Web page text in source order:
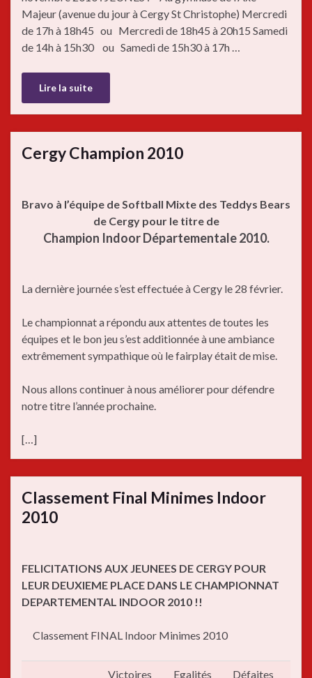
Majeur (avenue du jour à Cergy St Christophe) Mercredi
de 17h à 18h45 ou Mercredi de 18h45 à 20h15 Samedi
de 14h à 15h30 ou Samedi de 15h30 à 17h …
Lire la suite
Cergy Champion 2010
Bravo à l’équipe de Softball Mixte des Teddys Bears
de Cergy pour le titre de
Champion Indoor Départementale 2010.
La dernière journée s’est effectuée à Cergy le 28 février.
Le championnat a répondu aux attentes de toutes les
équipes et le bon jeu s’est additionnée à une ambiance
extrêmement sympathique où le fairplay était de mise.
Nous allons continuer à nous améliorer pour défendre
notre titre l’année prochaine.
[…]
Classement Final Minimes Indoor
2010
FELICITATIONS AUX JEUNEES DE CERGY POUR
LEUR DEUXIEME PLACE DANS LE CHAMPIONNAT
DEPARTEMENTAL INDOOR 2010 !!
Classement FINAL Indoor Minimes 2010
Victoires Egalités Défaites